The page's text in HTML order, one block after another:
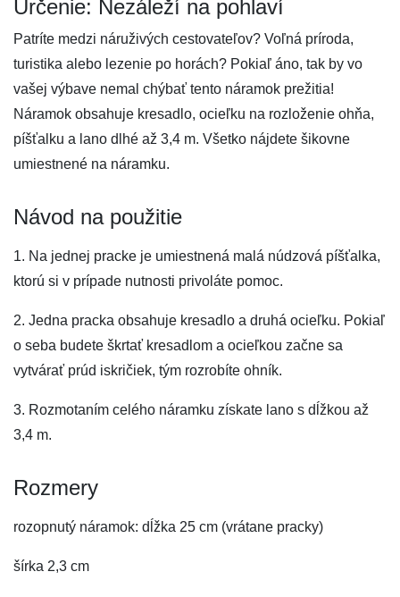
Určenie: Nezáleží na pohlaví
Patríte medzi náruživých cestovateľov? Voľná príroda,
turistika alebo lezenie po horách? Pokiaľ áno, tak by vo
vašej výbave nemal chýbať tento náramok prežitia!
Náramok obsahuje kresadlo, ocieľku na rozloženie ohňa,
píšťalku a lano dlhé až 3,4 m. Všetko nájdete šikovne
umiestnené na náramku.
Návod na použitie
1. Na jednej pracke je umiestnená malá núdzová píšťalka,
ktorú si v prípade nutnosti privoláte pomoc.
2. Jedna pracka obsahuje kresadlo a druhá ocieľku. Pokiaľ
o seba budete škrtať kresadlom a ocieľkou začne sa
vytvárať prúd iskričiek, tým rozrobíte ohník.
3. Rozmotaním celého náramku získate lano s dĺžkou až
3,4 m.
Rozmery
rozopnutý náramok: dĺžka 25 cm (vrátane pracky)
šírka 2,3 cm